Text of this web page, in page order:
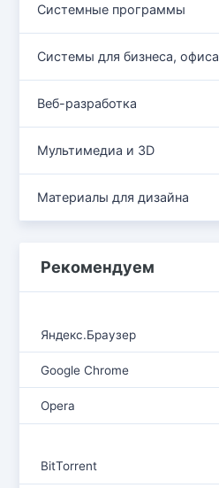
Системные программы
Системы для бизнеса, офиса
Веб-разработка
Мультимедиа и 3D
Материалы для дизайна
Рекомендуем
Яндекс.Браузер
Google Chrome
Opera
BitTorrent